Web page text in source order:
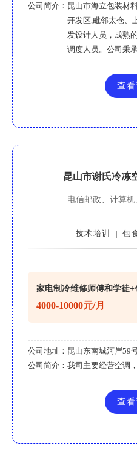
公司简介： 昆山市海立包装材
开发区,毗邻太仓、
发设计人员，成熟
调度人员。公司秉
查
昆山市谢氏冷冻
电信邮政、计算机
技术培训 包
家电制冷维修师傅和学徒
4000-10000元/月
公司地址： 昆山东南城河岸59
公司简介： 我司主要经营空调
查